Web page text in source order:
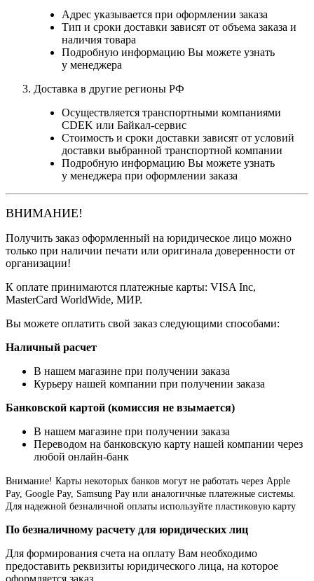
Адрес указывается при оформлении заказа
Тип и сроки доставки зависят от объема заказа и
наличия товара
Подробную информацию Вы можете узнать
у менеджера
Доставка в другие регионы РФ
Осуществляется транспортными компаниями
CDEK или Байкал-сервис
Стоимость и сроки доставки зависят от условий
доставки выбранной транспортной компании
Подробную информацию Вы можете узнать
у менеджера при оформлении заказа
ВНИМАНИЕ!
Получить заказ оформленный на юридическое лицо можно
только при наличии печати или оригинала доверенности от
организации!
К оплате принимаются платежные карты: VISA Inc,
MasterCard WorldWide, МИР.
Вы можете оплатить свой заказ следующими способами:
Наличный расчет
В нашем магазине при получении заказа
Курьеру нашей компании при получении заказа
Банковской картой (комиссия не взымается)
В нашем магазине при получении заказа
Переводом на банковскую карту нашей компании через
любой онлайн-банк
Внимание! Карты некоторых банков могут не работать через Apple
Pay, Google Pay, Samsung Pay или аналогичные платежные системы.
Для надежной безналичной оплаты используйте пластиковую карту
По безналичному расчету для юридических лиц
Для формирования счета на оплату Вам необходимо
предоставить реквизиты юридического лица, на которое